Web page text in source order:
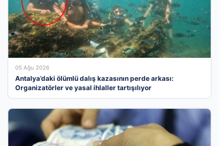
05 Ağu 2026
Antalya’daki ölümlü dalış kazasının perde arkası:
Organizatörler ve yasal ihlaller tartışılıyor